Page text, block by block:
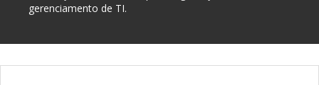
gerenciamento de TI.